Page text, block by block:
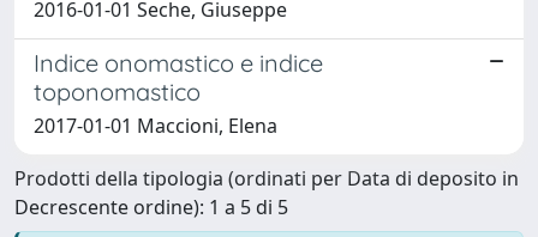
2016-01-01 Seche, Giuseppe
Indice onomastico e indice
toponomastico
2017-01-01 Maccioni, Elena
Prodotti della tipologia (ordinati per Data di deposito in
Decrescente ordine): 1 a 5 di 5